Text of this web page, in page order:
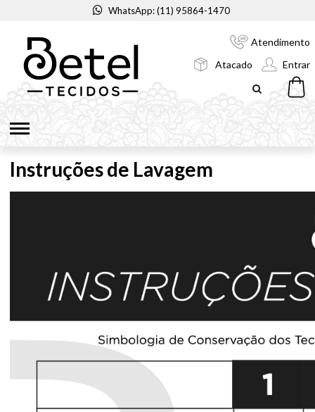
WhatsApp: (11) 95864-1470
Atendimento
Atacado
Entrar
Instruções de Lavagem